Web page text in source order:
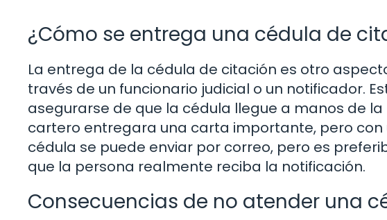
¿Cómo se entrega una cédula de
La entrega de la cédula de citación es otro
través de un funcionario judicial o un notificador.
asegurarse de que la cédula llegue a manos de
cartero entregara una carta importante, pero con
cédula se puede enviar por correo, pero es
que la persona realmente reciba la notificación.
Consecuencias de no atender una